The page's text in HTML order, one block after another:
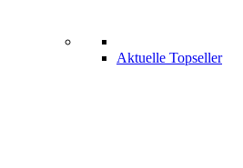
Aktuelle Topseller